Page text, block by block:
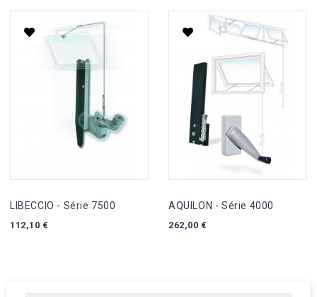
LIBECCIO - Série 7500
Prix
112,10 €
AQUILON - Série 4000
Prix
262,00 €